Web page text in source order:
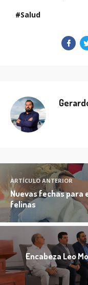
Salud
ARTÍCULO ANTERIOR
Nuevas fechas
felinas
Encabeza Leo